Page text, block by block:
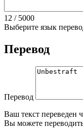
12 / 5000
Выберите язык
Перевод
Перевод
Ваш текст переведен
Вы можете